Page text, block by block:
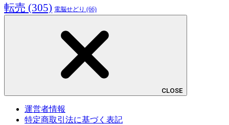
転売 (305) 電脳せどり (66)
CLOSE
運営者情報
特定商取引法に基づく表記